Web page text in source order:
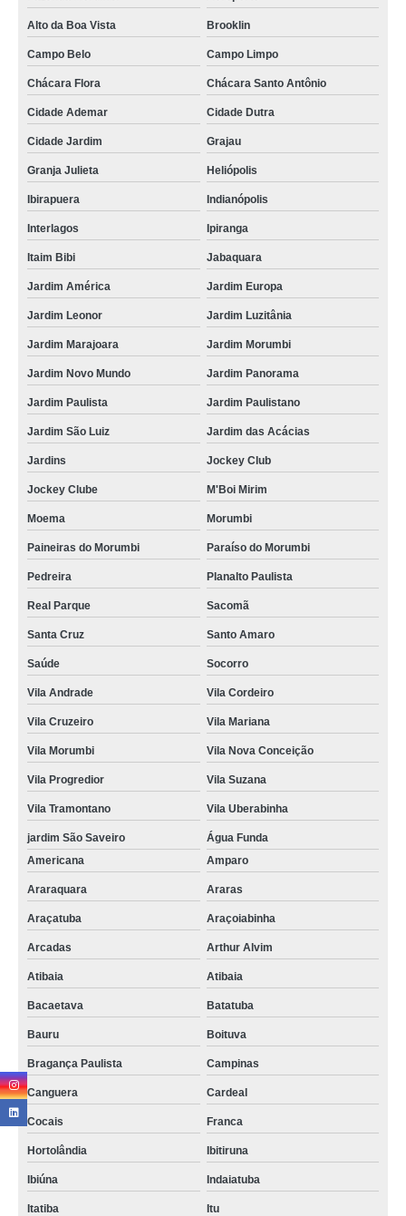
descarte resíduo eletrônico Jandira
onde faz descarte resíduo eletrônico Santa Rita do Ribeira
onde faz descarte produtos eletrônicos Franco da Rocha
onde faz descarte eletrônico correto Mairiporã
descarte aparelhos eletrônicos Osasco
preço de descarte de objetos eletrônicos Atibaia
preço de descarte equipamentos eletrônicos Salto
onde faz descarte componentes eletrônicos Marapoama
preço de descarte resíduo eletrônico Mairiporã
descarte de objetos eletrônicos Juiz de Fora
onde faz descarte material eletrônico Distrito Federal
descarte produtos eletrônicos Vila Andrade
onde faz descarte de objetos eletrônicos Aeroporto
preço de descarte correto de aparelhos eletrônicos Vila Tramontano
preço de descarte produtos eletrônicos Paulínia
descarte eletroeletrônicos Santa Cruz
descarte material eletrônico Pedreira
descarte eletrônico correto Jundiaí
descarte material eletrônico valor Vila Mariana
descarte material eletrônico valor Jardim São Luiz
descarte equipamentos eletrônicos Curitiba
descarte material eletrônico Alphaville
onde faz descarte correto de aparelhos eletrônicos Atibaia
descarte lixo eletrônico Salto
onde faz descarte material eletrônico Itaim Bibi
onde faz descarte de objetos eletrônicos Jaguariúna
descarte correto de aparelhos eletrônicos Paineiras do Morumbi
descarte componentes eletrônicos Itu
descarte equipamentos eletrônicos Vila Nova Conceição
onde faz descarte equipamentos eletrônicos Limeira
preço de descarte material eletrônico Manaus
Alto da Boa Vista Brooklin
Campo Belo Campo Limpo
Chácara Flora Chácara Santo Antônio
Cidade Ademar Cidade Dutra
Cidade Jardim Grajau
Granja Julieta Heliópolis
Ibirapuera Indianópolis
Interlagos Ipiranga
Itaim Bibi Jabaquara
Jardim América Jardim Europa
Jardim Leonor Jardim Luzitânia
Jardim Marajoara Jardim Morumbi
Jardim Novo Mundo Jardim Panorama
Jardim Paulista Jardim Paulistano
Jardim São Luiz Jardim das Acácias
Jardins Jockey Club
Jockey Clube M'Boi Mirim
Moema Morumbi
Paineiras do Morumbi Paraíso do Morumbi
Pedreira Planalto Paulista
Real Parque Sacomã
Santa Cruz Santo Amaro
Saúde Socorro
Vila Andrade Vila Cordeiro
Vila Cruzeiro Vila Mariana
Vila Morumbi Vila Nova Conceição
Vila Progredior Vila Suzana
Vila Tramontano Vila Uberabinha
jardim São Saveiro
Água Funda
Americana
Amparo
Araraquara Araras
Araçatuba Araçoiabinha
Arcadas Arthur Alvim
Atibaia Atibaia
Bacaetava Batatuba
Bauru Boituva
Bragança Paulista Campinas
Canguera Cardeal
Cocais Franca
Hortolândia Ibitiruna
Ibiúna Indaiatuba
Itatiba Itu